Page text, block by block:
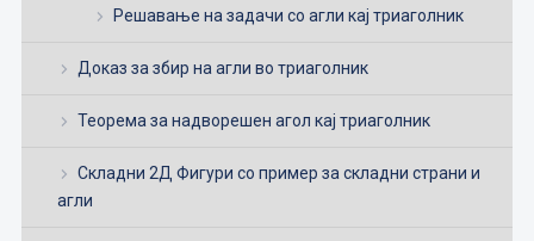
Решавање на задачи со агли кај триаголник
Доказ за збир на агли во триаголник
Теорема за надворешен агол кај триаголник
Складни 2Д Фигури со пример за складни страни и
агли